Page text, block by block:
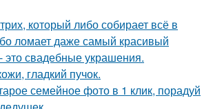
который либо собирает всё в
ломает даже самый красивый
это свадебные украшения.
гладкий пучок.
семейное фото в 1 клик, порадуй